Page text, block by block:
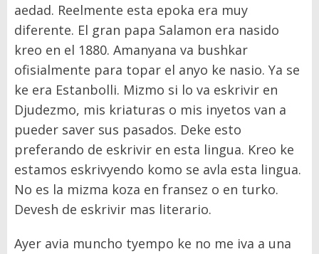
aedad. Reelmente esta epoka era muy
diferente. El gran papa Salamon era nasido
kreo en el 1880. Amanyana va bushkar
ofisialmente para topar el anyo ke nasio. Ya se
ke era Estanbolli. Mizmo si lo va eskrivir en
Djudezmo, mis kriaturas o mis inyetos van a
pueder saver sus pasados. Deke esto
preferando de eskrivir en esta lingua. Kreo ke
estamos eskrivyendo komo se avla esta lingua.
No es la mizma koza en fransez o en turko.
Devesh de eskrivir mas literario.
Ayer avia muncho tyempo ke no me iva a una